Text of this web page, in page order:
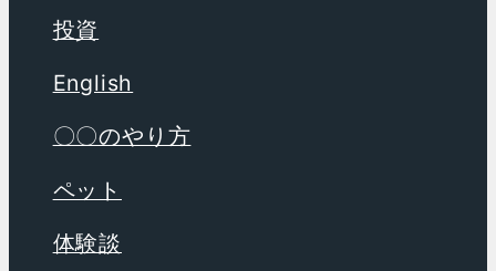
投資
English
〇〇のやり方
ペット
体験談